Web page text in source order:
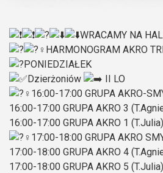
WRACAMY NA
HARMONOGRAM AKRO
PONIEDZIAŁEK
Dzierżoniów
II LO
16:00-17:00 GRUPA AKRO-
16:00-17:00 GRUPA AKRO 3
16:00-17:00 GRUPA AKRO 1 (T.Julia)
17:00-18:00 GRUPA AKRO
17:00-18:00 GRUPA AKRO 4
17:00-18:00 GRUPA AKRO 5 (T.Julia)